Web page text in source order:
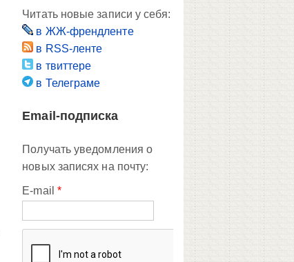
Читать новые записи у себя:
в ЖЖ-френдленте
в RSS-ленте
в твиттере
в Телеграме
Email-подписка
Получать уведомления о
новых записях на почту:
E-mail *